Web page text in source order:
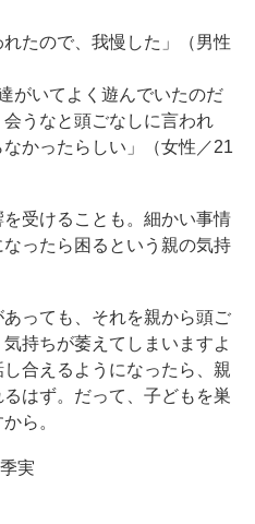
たので、我慢した」（男性
がいてよく遊んでいたのだ
うなと頭ごなしに言われ
かったらしい」（女性／21
受けることも。細かい事情
ったら困るという親の気持
っても、それを親から頭ご
持ちが萎えてしまいますよ
合えるようになったら、親
はず。だって、子どもを巣
ら。
実